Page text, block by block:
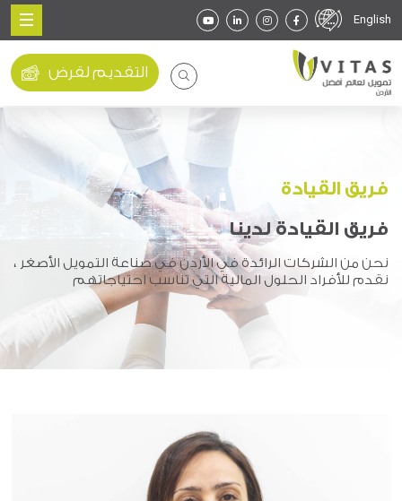
English
التقديم لقرض
فريق القيادة
فريق القيادة لدينا
نحن من الشركات الرائدة في الأردن في صناعة التمويل الأصغر ،
نقدم للأفراد الحلول المالية التي تناسب احتياجاتهم